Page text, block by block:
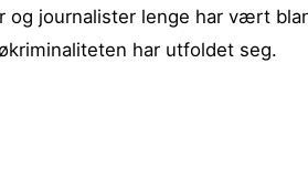
og journalister lenge har vært
har utfoldet seg.